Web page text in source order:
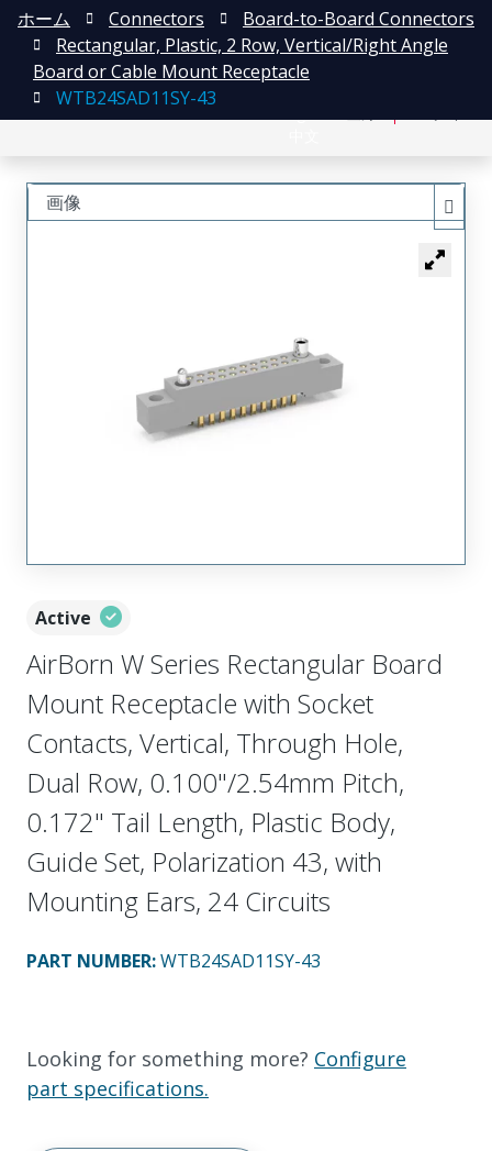
ホーム Connectors
Board-to-Board Connectors
Rectangular, Plastic, 2 Row, Vertical/Right Angle
Board or Cable Mount Receptacle
WTB24SAD11SY-43
Active
AirBorn W Series Rectangular Board
Mount Receptacle with Socket
Contacts, Vertical, Through Hole,
Dual Row, 0.100"/2.54mm Pitch,
0.172" Tail Length, Plastic Body,
Guide Set, Polarization 43, with
Mounting Ears, 24 Circuits
PART NUMBER:WTB24SAD11SY-43
Looking for something more? Configure
part specifications.
画像